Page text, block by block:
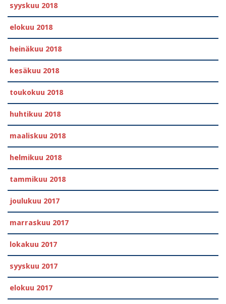
syyskuu 2018
elokuu 2018
heinäkuu 2018
kesäkuu 2018
toukokuu 2018
huhtikuu 2018
maaliskuu 2018
helmikuu 2018
tammikuu 2018
joulukuu 2017
marraskuu 2017
lokakuu 2017
syyskuu 2017
elokuu 2017